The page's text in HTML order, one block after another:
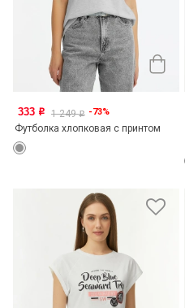
333 o 1 249o -73%
Футболка хлопковая с принтом